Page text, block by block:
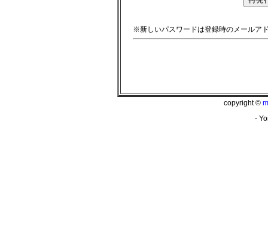
※新しいパスワードは登録時のメールア
copyright ©
-